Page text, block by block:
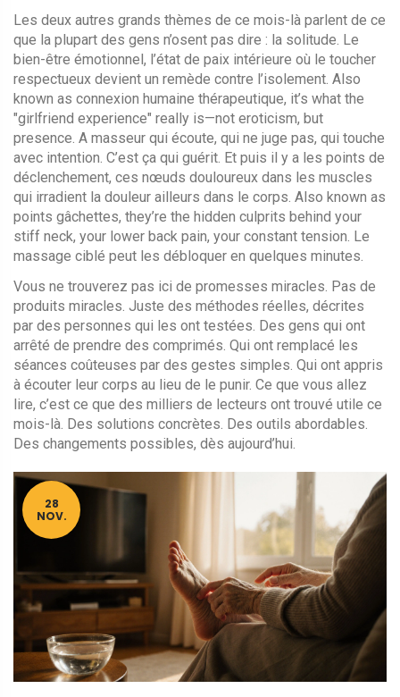
Les deux autres grands thèmes de ce mois-là parlent de ce
que la plupart des gens n’osent pas dire : la solitude. Le
bien-être émotionnel, l’état de paix intérieure où le toucher
respectueux devient un remède contre l’isolement. Also
known as connexion humaine thérapeutique, it’s what the
"girlfriend experience" really is—not eroticism, but
presence. A masseur qui écoute, qui ne juge pas, qui touche
avec intention. C’est ça qui guérit. Et puis il y a les points de
déclenchement, ces nœuds douloureux dans les muscles
qui irradient la douleur ailleurs dans le corps. Also known as
points gâchettes, they’re the hidden culprits behind your
stiff neck, your lower back pain, your constant tension. Le
massage ciblé peut les débloquer en quelques minutes.
Vous ne trouverez pas ici de promesses miracles. Pas de
produits miracles. Juste des méthodes réelles, décrites
par des personnes qui les ont testées. Des gens qui ont
arrêté de prendre des comprimés. Qui ont remplacé les
séances coûteuses par des gestes simples. Qui ont appris
à écouter leur corps au lieu de le punir. Ce que vous allez
lire, c’est ce que des milliers de lecteurs ont trouvé utile ce
mois-là. Des solutions concrètes. Des outils abordables.
Des changements possibles, dès aujourd’hui.
28
NOV.